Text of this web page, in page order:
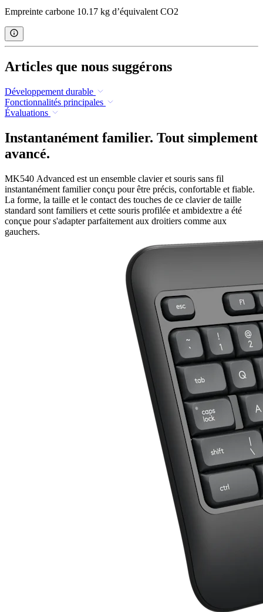
Empreinte carbone 10.17 kg d’équivalent CO2
Articles que nous suggérons
Développement durable
Fonctionnalités principales
Évaluations
Instantanément familier. Tout simplement
avancé.
MK540 Advanced est un ensemble clavier et souris sans fil
instantanément familier conçu pour être précis, confortable et fiable.
La forme, la taille et le contact des touches de ce clavier de taille
standard sont familiers et cette souris profilée et ambidextre a été
conçue pour s'adapter parfaitement aux droitiers comme aux
gauchers.